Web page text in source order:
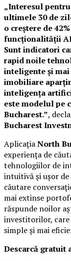
„Interesul
ultimele 30 de
o creștere de
funcționalității AI
Sunt indicatori
rapid noile
inteligente și
imobiliare
inteligența
este modelul pe
Bucharest.”,
Bucharest
AplicațiaNorth
experiența de
tehnologiilor de
intuitivă și ușor
căutare
mai extinse
răspunde noilor
investitorilor, care
simple și mai
Descarcă gratuit